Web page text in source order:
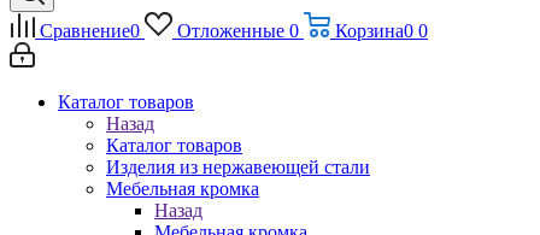
Сравнение0 Отложенные 0 Корзина0 0
Каталог товаров
Назад
Каталог товаров
Изделия из нержавеющей стали
Мебельная кромка
Назад